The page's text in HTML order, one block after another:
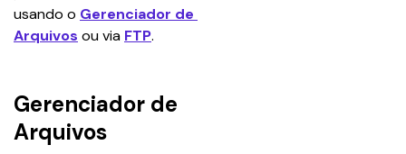
usando o Gerenciador de
Arquivos ou via FTP.
Gerenciador de
Arquivos